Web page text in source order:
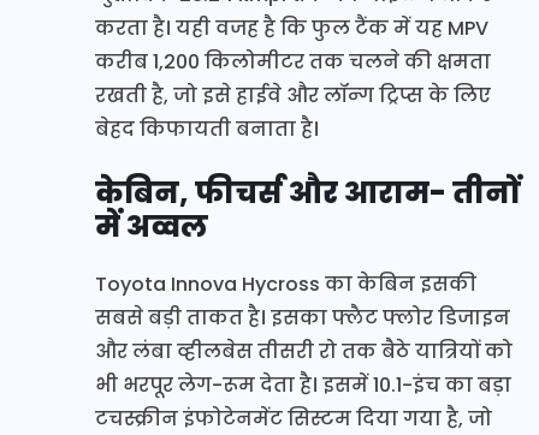
करता है। यही वजह है कि फुल टैंक में यह MPV
करीब 1,200 किलोमीटर तक चलने की क्षमता
रखती है, जो इसे हाईवे और लॉन्ग ट्रिप्स के लिए
बेहद किफायती बनाता है।
केबिन, फीचर्स और आराम- तीनों
में अव्वल
Toyota Innova Hycross का केबिन इसकी
सबसे बड़ी ताकत है। इसका फ्लैट फ्लोर डिजाइन
और लंबा व्हीलबेस तीसरी रो तक बैठे यात्रियों को
भी भरपूर लेग-रूम देता है। इसमें 10.1-इंच का बड़ा
टचस्क्रीन इंफोटेनमेंट सिस्टम दिया गया है, जो